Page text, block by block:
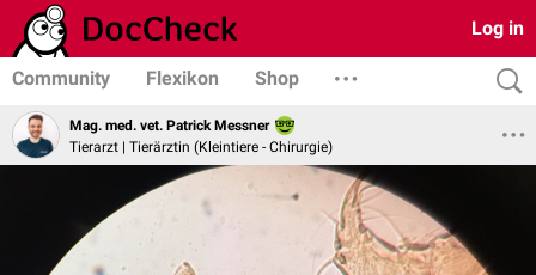
Log in
Community Flexikon Shop
Mag. med. vet. Patrick Messner
Tierarzt | Tierärztin (Kleintiere - Chirurgie)